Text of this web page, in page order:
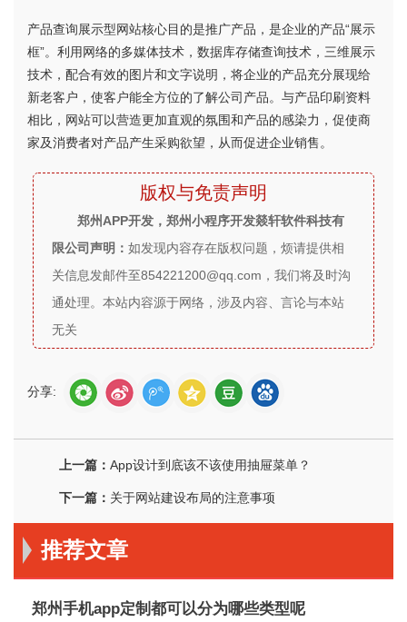
产品查询展示型网站核心目的是推广产品，是企业的产品“展示
框”。利用网络的多媒体技术，数据库存储查询技术，三维展示
技术，配合有效的图片和文字说明，将企业的产品充分展现给
新老客户，使客户能全方位的了解公司产品。与产品印刷资料
相比，网站可以营造更加直观的氛围和产品的感染力，促使商
家及消费者对产品产生采购欲望，从而促进企业销售。
版权与免责声明
郑州APP开发，郑州小程序开发燚轩软件科技有
限公司声明： 如发现内容存在版权问题，烦请提供相
关信息发邮件至854221200@qq.com，我们将及时沟
通处理。本站内容源于网络，涉及内容、言论与本站
无关
分享:
上一篇： App设计到底该不该使用抽屉菜单？
下一篇： 关于网站建设布局的注意事项
推荐文章
郑州手机app定制都可以分为哪些类型呢